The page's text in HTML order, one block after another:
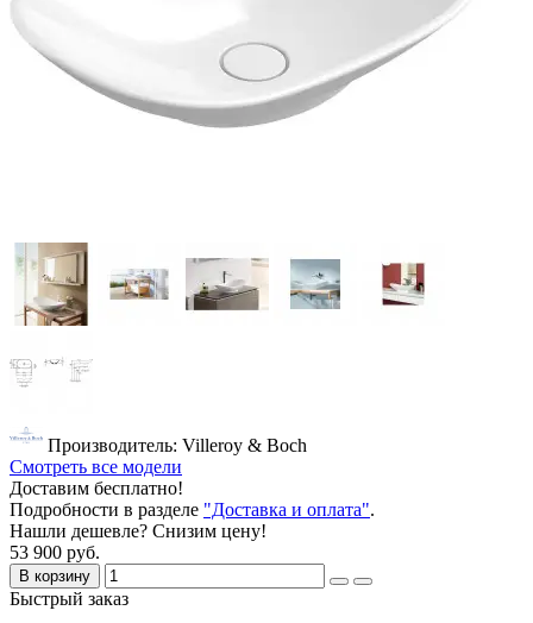
Производитель: Villeroy & Boch
Смотреть все модели
Доставим бесплатно!
Подробности в разделе "Доставка и оплата".
Нашли дешевле? Снизим цену!
53 900 руб.
В корзину
Быстрый заказ